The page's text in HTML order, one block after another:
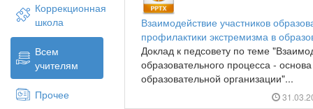
Коррекционная
школа
Всем
учителям
Прочее
Взаимодействие участников
профилактики экстремизма в
Доклад к педсовету по теме
образовательного процесса -
образовательной организации"...